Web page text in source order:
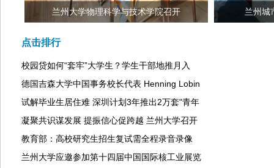
兰州大学物理科学与技术学院召开 兰州城
点击排行
校园贷如何“套牢”大学生？学生干部地推月入
德国吉森大学中国事务校长代表 Henning Lobin
试解毕业生居住难 深圳计划3年推出2万套"青年
凝聚共识谋发展 提振信心促跨越 兰州大学召开
教育部：高校研究生招生复试需全程录音录像
兰州大学应邀参加第十四届中国国际核工业展览